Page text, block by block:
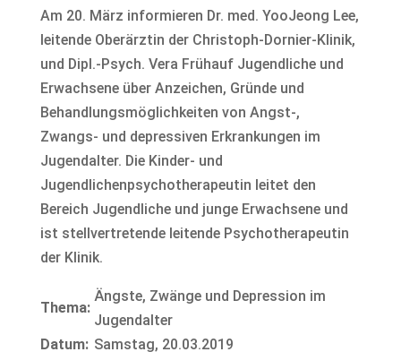
Am 20. März informieren Dr. med. YooJeong Lee,
leitende Oberärztin der Christoph-Dornier-Klinik,
und Dipl.-Psych. Vera Frühauf Jugendliche und
Erwachsene über Anzeichen, Gründe und
Behandlungsmöglichkeiten von Angst-,
Zwangs- und depressiven Erkrankungen im
Jugendalter. Die Kinder- und
Jugendlichenpsychotherapeutin leitet den
Bereich Jugendliche und junge Erwachsene und
ist stellvertretende leitende Psychotherapeutin
der Klinik.
Thema:
Ängste, Zwänge und Depression im
Jugendalter
Datum: Samstag, 20.03.2019